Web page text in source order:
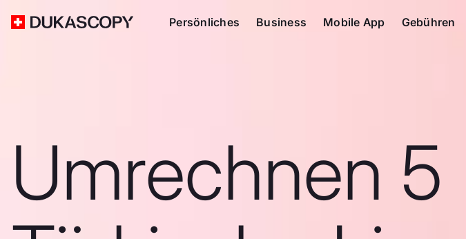
Persönliches Business Mobile App Gebühren
Umrechnen 5